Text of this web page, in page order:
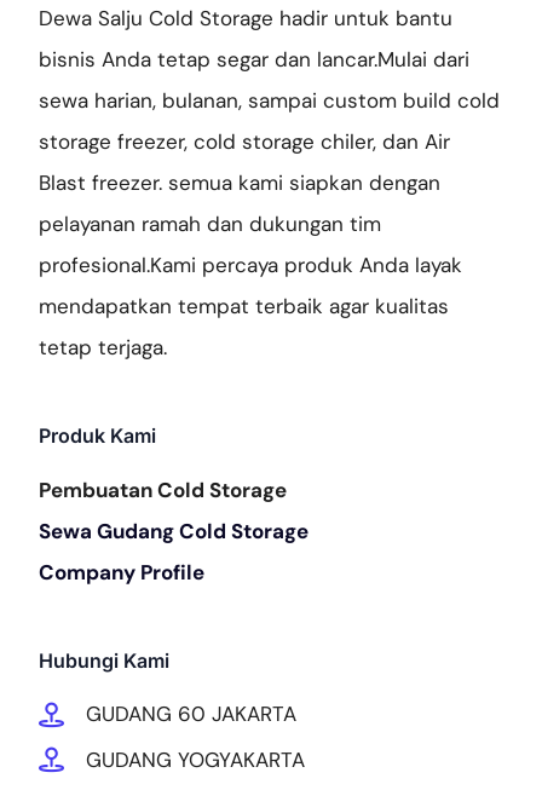
Dewa Salju Cold Storage hadir untuk bantu
bisnis Anda tetap segar dan lancar.Mulai dari
sewa harian, bulanan, sampai custom build cold
storage freezer, cold storage chiler, dan Air
Blast freezer. semua kami siapkan dengan
pelayanan ramah dan dukungan tim
profesional.Kami percaya produk Anda layak
mendapatkan tempat terbaik agar kualitas
tetap terjaga.
Produk Kami
Pembuatan Cold Storage
Sewa Gudang Cold Storage
Company Profile
Hubungi Kami
GUDANG 60 JAKARTA
GUDANG YOGYAKARTA